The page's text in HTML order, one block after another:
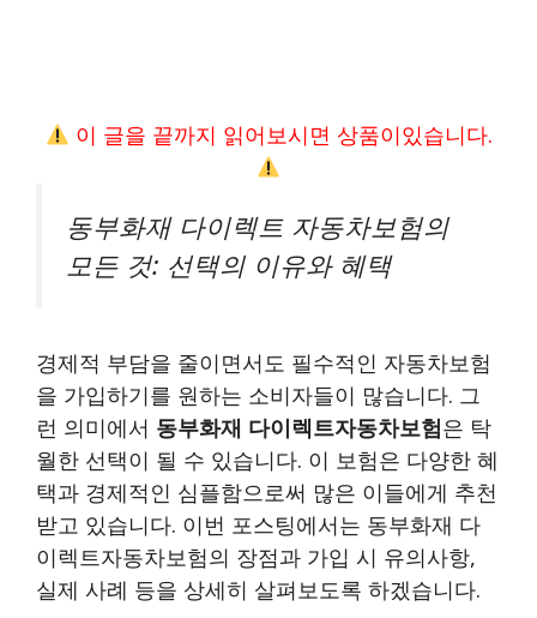
이 글을 끝까지 읽어보시면 상품이있습니다.
동부화재 다이렉트 자동차보험의
모든 것: 선택의 이유와 혜택
경제적 부담을 줄이면서도 필수적인 자동차보험
을 가입하기를 원하는 소비자들이 많습니다. 그
런 의미에서 동부화재 다이렉트자동차보험은 탁
월한 선택이 될 수 있습니다. 이 보험은 다양한 혜
택과 경제적인 심플함으로써 많은 이들에게 추천
받고 있습니다. 이번 포스팅에서는 동부화재 다
이렉트자동차보험의 장점과 가입 시 유의사항,
실제 사례 등을 상세히 살펴보도록 하겠습니다.